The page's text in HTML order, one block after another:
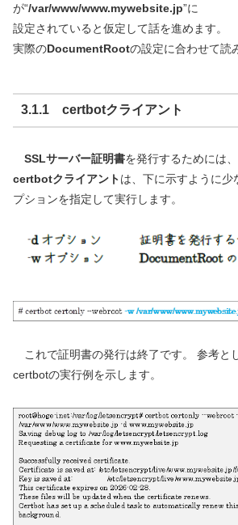
が“/var/www/www.mywebsite.jp”に
設定されていると仮定して話を進めます。
実際のDocumentRootの設定に合わせて読
3.1.1 certbotクライアント
SSLサーバー証明書を発行するためには、
certbotクライアントは、下に示すように少
プションを指定して実行します。
これで証明書の発行は終了です。 参考と
certbotの実行例を示します。